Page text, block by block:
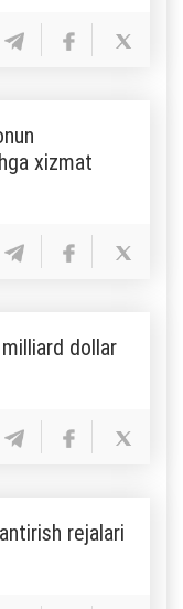
xizmat
dollar
rejalari